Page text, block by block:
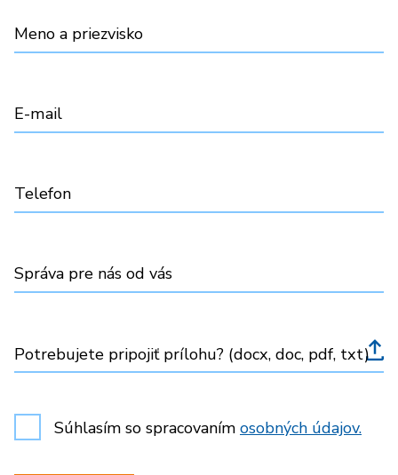
Meno a priezvisko
E-mail
Telefon
Správa pre nás od vás
Potrebujete pripojiť prílohu? (docx, doc, pdf, txt)
Súhlasím so spracovaním osobných údajov.